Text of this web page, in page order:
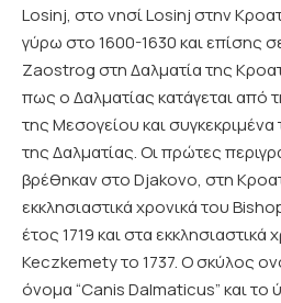
Losinj, στο νησί Losinj στην
γύρω στο 1600-1630 και επίσης
Zaostrog στη Δαλματία της
πως ο Δαλματίας κατάγεται από
της Μεσογείου και συγκεκριμένα
της Δαλματίας. Οι πρώτες
βρέθηκαν στο Djakovo, στη
εκκλησιαστικά χρονικά του
έτος 1719 και στα εκκλησιαστικά
Keczkemety το 1737. Ο σκύλος
όνομα “Canis Dalmaticus” και το